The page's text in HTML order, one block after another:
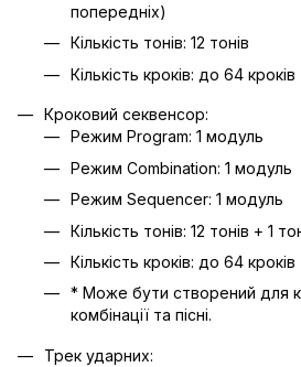
попередніх)
Кількість тонів: 12 тонів
Кількість кроків: до 64 кроків
Кроковий секвенсор:
Режим Program: 1 модуль
Режим Combination: 1 модуль
Режим Sequencer: 1 модуль
Кількість тонів: 12 тонів + 1
Кількість кроків: до 64 кроків
* Може бути створений для
комбінації та пісні.
Трек ударних: